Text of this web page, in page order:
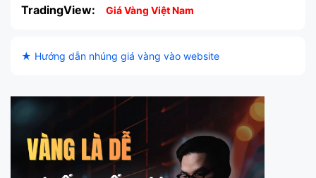
TradingView: Giá Vàng Việt Nam
★ Hướng dẫn nhúng giá vàng vào website